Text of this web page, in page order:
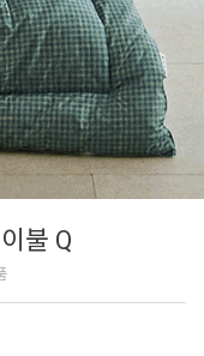
불 Q